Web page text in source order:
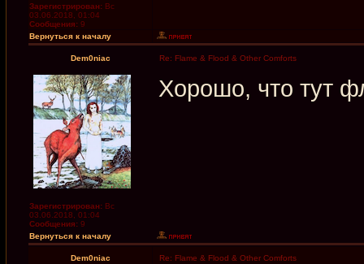
Зарегистрирован: Вс
03.06.2018, 01:04
Сообщения: 9
Вернуться к началу
Dem0niac Re: Flame & Flood & Other Comforts
Зарегистрирован: Вс
03.06.2018, 01:04
Сообщения: 9
Хорошо, что тут
Вернуться к началу
Dem0niac Re: Flame & Flood & Other Comforts